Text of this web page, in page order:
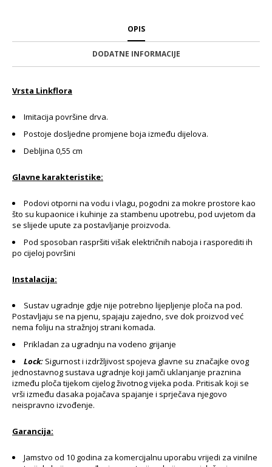
OPIS
DODATNE INFORMACIJE
Vrsta Linkflora
Imitacija površine drva.
Postoje dosljedne promjene boja između dijelova.
Debljina 0,55 cm
Glavne karakteristike:
Podovi otporni na vodu i vlagu, pogodni za mokre prostore kao
što su kupaonice i kuhinje za stambenu upotrebu, pod uvjetom da
se slijede upute za postavljanje proizvoda.
Pod sposoban raspršiti višak električnih naboja i rasporediti ih
po cijeloj površini
Instalacija:
Sustav ugradnje gdje nije potrebno lijepljenje ploča na pod.
Postavljaju se na pjenu, spajaju zajedno, sve dok proizvod već
nema foliju na stražnjoj strani komada.
Prikladan za ugradnju na vodeno grijanje
Lock: Sigurnost i izdržljivost spojeva glavne su značajke ovog
jednostavnog sustava ugradnje koji jamči uklanjanje praznina
između ploča tijekom cijelog životnog vijeka poda. Pritisak koji se
vrši između dasaka pojačava spajanje i sprječava njegovo
neispravno izvođenje.
Garancija:
Jamstvo od 10 godina za komercijalnu uporabu vrijedi za vinilne